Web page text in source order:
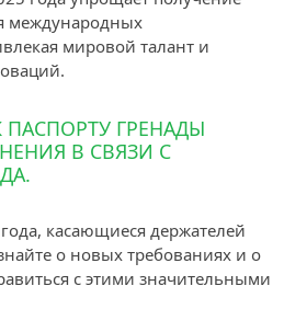
международных
мировой талант и
ГРЕНАДЫ
В СВЯЗИ С
касающиеся держателей
о новых требованиях и о
с этими значительными